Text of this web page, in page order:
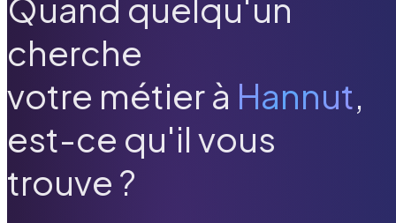
Quand quelqu'un
cherche
votre métier à Hannut,
est-ce qu'il vous
trouve ?